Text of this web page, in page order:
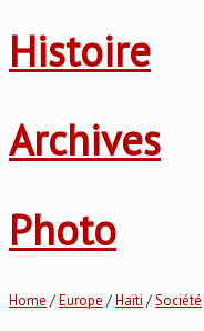
Histoire
Archives
Photo
Home /Europe /Haïti /Société